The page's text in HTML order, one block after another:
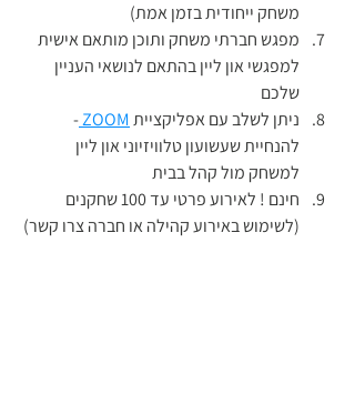
משחק ייחודית בזמן אמת)
מפגש חברתי משחק ותוכן מותאם אישית
למפגשי און ליין בהתאם לנושאי העניין
שלכם
ניתן לשלב עם אפליקציית ZOOM
-
להנחיית שעשועון טלוויזיוני און ליין
למשחק מול קהל בבית
חינם ! לאירוע פרטי עד 100 שחקנים
(לשימוש באירוע קהילה או חברה צרו קשר)